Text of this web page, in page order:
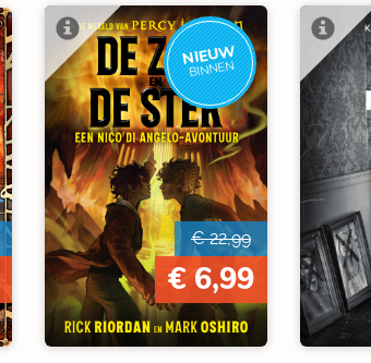
NIEUW
BINNEN
€ 22,99
€ 6,99